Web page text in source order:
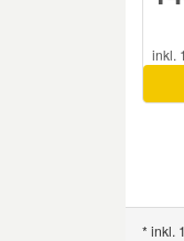
inkl.
* inkl.